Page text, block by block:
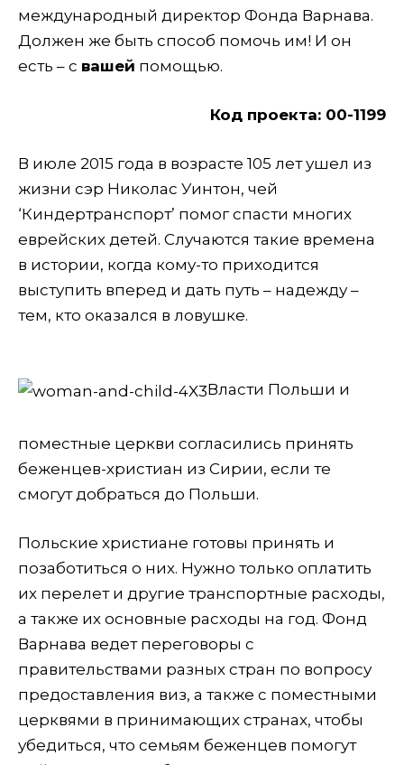
международный директор Фонда Варнава.
Должен же быть способ помочь им! И он
есть – с вашей помощью.
Код проекта: 00-1199
В июле 2015 года в возрасте 105 лет ушел из
жизни сэр Николас Уинтон, чей
‘Киндертранспорт’ помог спасти многих
еврейских детей. Случаются такие времена
в истории, когда кому-то приходится
выступить вперед и дать путь – надежду –
тем, кто оказался в ловушке.
Власти Польши и
поместные церкви согласились принять
беженцев-христиан из Сирии, если те
смогут добраться до Польши.
Польские христиане готовы принять и
позаботиться о них. Нужно только оплатить
их перелет и другие транспортные расходы,
а также их основные расходы на год. Фонд
Варнава ведет переговоры с
правительствами разных стран по вопросу
предоставления виз, а также с поместными
церквями в принимающих странах, чтобы
убедиться, что семьям беженцев помогут